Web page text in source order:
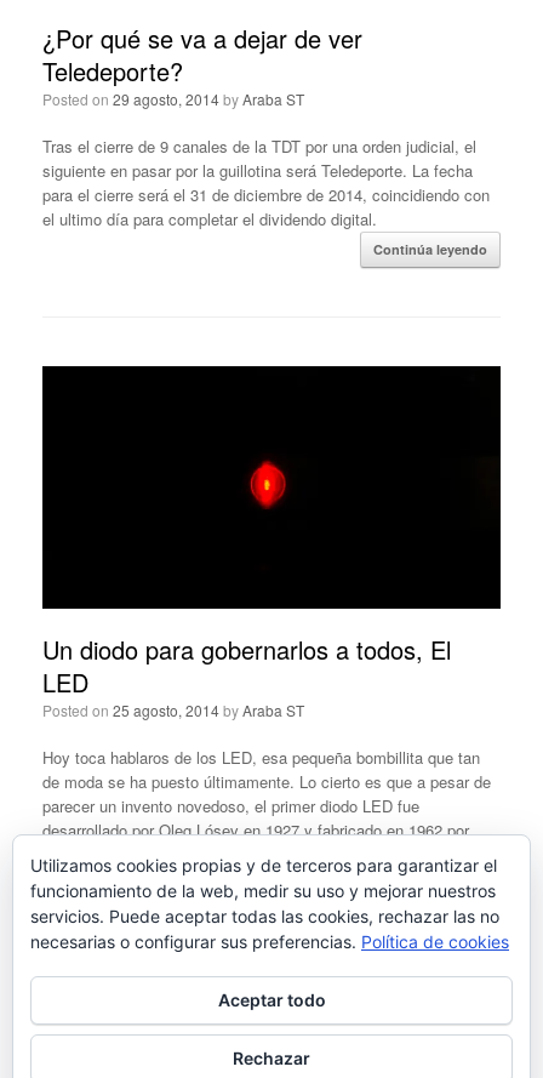
¿Por qué se va a dejar de ver
Teledeporte?
Posted on 29 agosto, 2014byAraba ST
Tras el cierre de 9 canales de la TDT por una orden judicial, el
siguiente en pasar por la guillotina será Teledeporte. La fecha
para el cierre será el 31 de diciembre de 2014, coincidiendo con
el ultimo día para completar el dividendo digital.
Continúa leyendo
Un diodo para gobernarlos a todos, El
LED
Posted on 25 agosto, 2014byAraba ST
Hoy toca hablaros de los LED, esa pequeña bombillita que tan
de moda se ha puesto últimamente. Lo cierto es que a pesar de
parecer un invento novedoso, el primer diodo LED fue
desarrollado por Oleg Lósev en 1927 y fabricado en 1962 por
Nick Holonyak.
Continúa leyendo
3 4 5
Utilizamos cookies propias y de terceros para garantizar el
funcionamiento de la web, medir su uso y mejorar nuestros
servicios. Puede aceptar todas las cookies, rechazar las no
necesarias o configurar sus preferencias. Política de cookies
Aceptar todo
Rechazar